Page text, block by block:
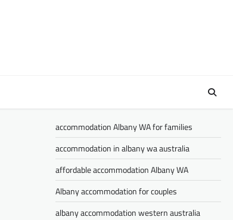
accommodation Albany WA for families
accommodation in albany wa australia
affordable accommodation Albany WA
Albany accommodation for couples
albany accommodation western australia